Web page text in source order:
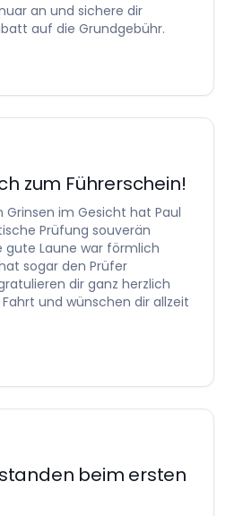
an und sichere dir
auf die Grundgebühr.
zum Führerschein!
im Gesicht hat Paul
Prüfung souverän
gute Laune war förmlich
sogar den Prüfer
dir ganz herzlich
und wünschen dir allzeit
beim ersten